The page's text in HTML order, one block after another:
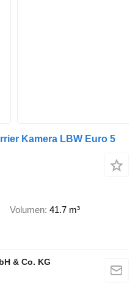
Kamera LBW Euro 5
Volumen 41.7 m³
& Co. KG